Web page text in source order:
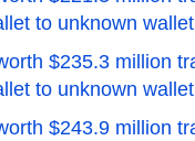
to unknown wallet
$235.3 million
to unknown wallet
$243.9 million